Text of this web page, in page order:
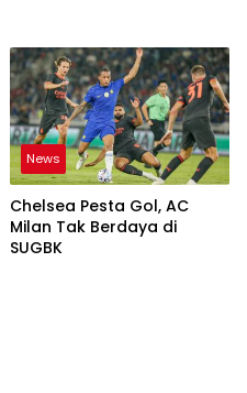
News
Chelsea Pesta Gol, AC
Milan Tak Berdaya di
SUGBK